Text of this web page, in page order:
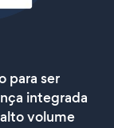
para ser
integrada
volume